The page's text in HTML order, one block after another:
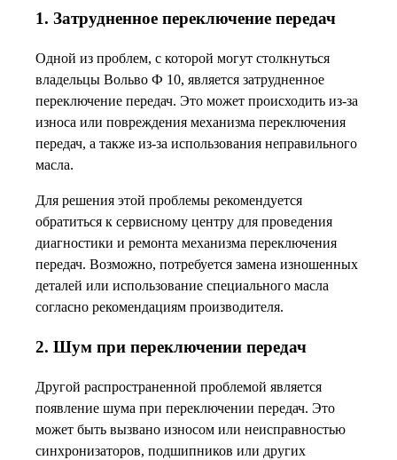
1. Затрудненное переключение передач
Одной из проблем, с которой могут столкнуться
владельцы Вольво Ф 10, является затрудненное
переключение передач. Это может происходить из-за
износа или повреждения механизма переключения
передач, а также из-за использования неправильного
масла.
Для решения этой проблемы рекомендуется
обратиться к сервисному центру для проведения
диагностики и ремонта механизма переключения
передач. Возможно, потребуется замена изношенных
деталей или использование специального масла
согласно рекомендациям производителя.
2. Шум при переключении передач
Другой распространенной проблемой является
появление шума при переключении передач. Это
может быть вызвано износом или неисправностью
синхронизаторов, подшипников или других